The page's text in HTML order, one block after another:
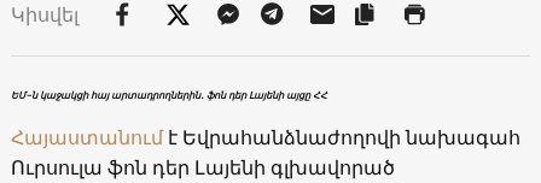
Կիսվել
ԵՄ-ն կաջակցի հայ արտադրողներին․ ֆոն դեր Լայենի այցը ՀՀ
Հայաստանում է Եվրահանձնաժողովի նախագահ
Ուրսուլա ֆոն դեր Լայենի գլխավորած